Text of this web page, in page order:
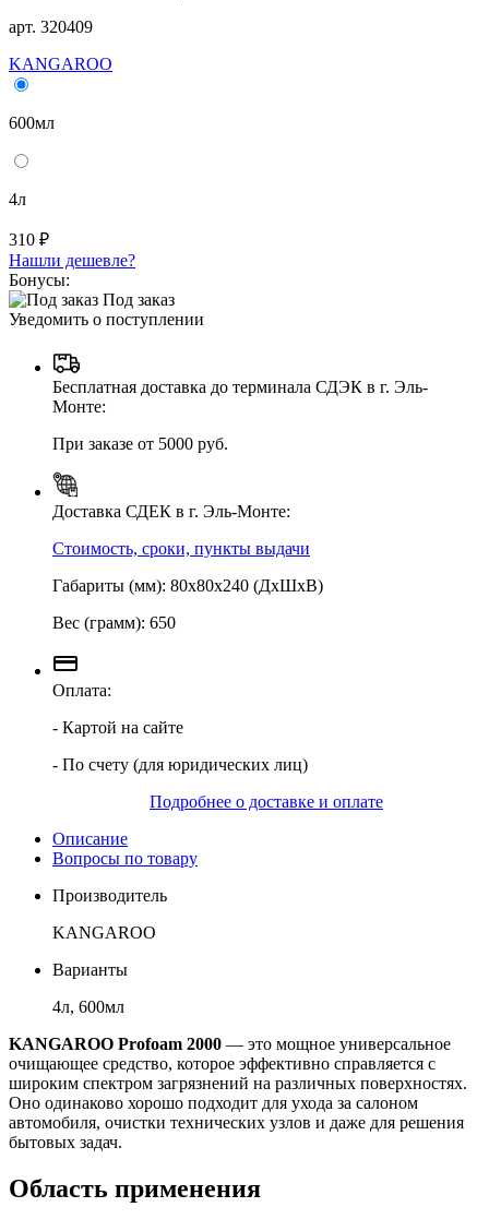
арт. 320409
KANGAROO
600мл
4л
310 ₽
Нашли дешевле?
Бонусы:
Под заказ
Уведомить о поступлении
Бесплатная доставка до терминала СДЭК в г. Эль-
Монте:
При заказе от 5000 руб.
Доставка СДЕК в г. Эль-Монте:
Стоимость, сроки, пункты выдачи
Габариты (мм): 80х80х240 (ДхШхВ)
Вес (грамм): 650
Оплата:
- Картой на сайте
- По счету (для юридических лиц)
Подробнее о доставке и оплате
Описание
Вопросы по товару
Производитель
KANGAROO
Варианты
4л, 600мл
KANGAROO Profoam 2000 — это мощное универсальное
очищающее средство, которое эффективно справляется с
широким спектром загрязнений на различных поверхностях.
Оно одинаково хорошо подходит для ухода за салоном
автомобиля, очистки технических узлов и даже для решения
бытовых задач.
Область применения